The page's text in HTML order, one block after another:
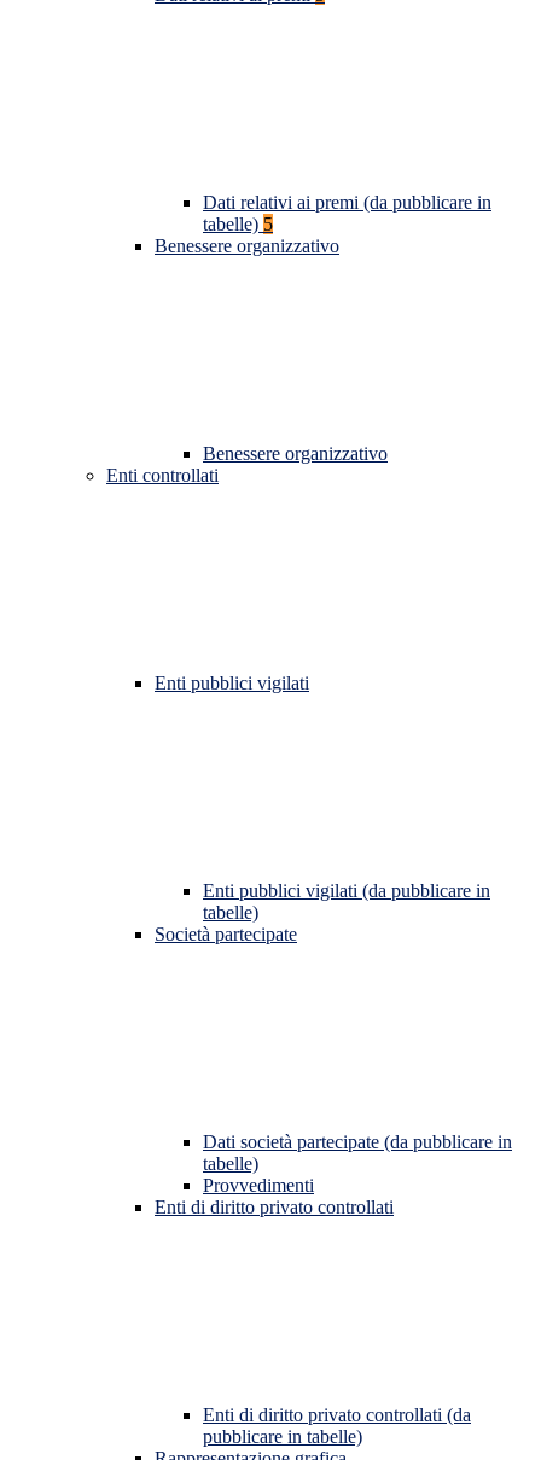
Dati relativi ai premi (da pubblicare in
tabelle) 5
Benessere organizzativo
Benessere organizzativo
Enti controllati
Enti pubblici vigilati
Enti pubblici vigilati (da pubblicare in
tabelle)
Società partecipate
Dati società partecipate (da pubblicare in
tabelle)
Provvedimenti
Enti di diritto privato controllati
Enti di diritto privato controllati (da
pubblicare in tabelle)